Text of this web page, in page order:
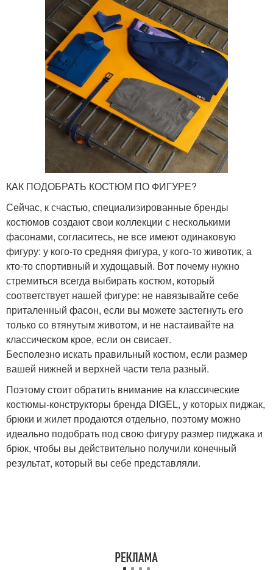
КАК ПОДОБРАТЬ КОСТЮМ ПО ФИГУРЕ?
Сейчас, к счастью, специализированные бренды
костюмов создают свои коллекции с несколькими
фасонами, согласитесь, не все имеют одинаковую
фигуру: у кого-то средняя фигура, у кого-то животик, а
кто-то спортивный и худощавый. Вот почему нужно
стремиться всегда выбирать костюм, который
соответствует нашей фигуре: не навязывайте себе
приталенный фасон, если вы можете застегнуть его
только со втянутым животом, и не настаивайте на
классическом крое, если он свисает.
Бесполезно искать правильный костюм, если размер
вашей нижней и верхней части тела разный.
Поэтому стоит обратить внимание на классические
костюмы-конструкторы бренда DIGEL, у которых пиджак,
брюки и жилет продаются отдельно, поэтому можно
идеально подобрать под свою фигуру размер пиджака и
брюк, чтобы вы действительно получили конечный
результат, который вы себе представляли.